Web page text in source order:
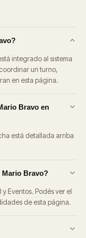
integrado al sistema
un turno,
en esta página.
Bravo en
está detallada arriba
Mario Bravo?
Eventos. Podés ver el
de esta página.